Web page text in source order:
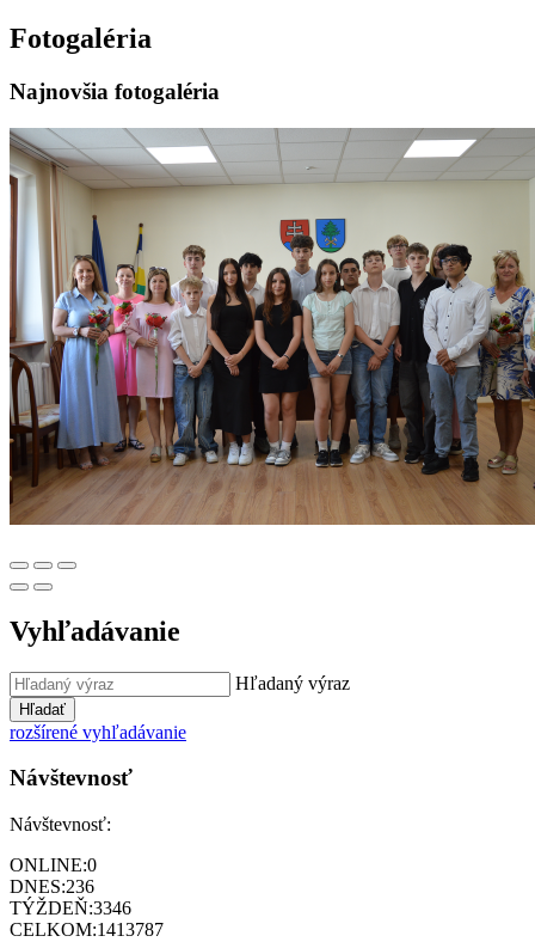
Fotogaléria
Najnovšia fotogaléria
Vyhľadávanie
Hľadaný výraz
Hľadať
rozšírené vyhľadávanie
Návštevnosť
Návštevnosť:
ONLINE:0
DNES:236
TÝŽDEŇ:3346
CELKOM:1413787